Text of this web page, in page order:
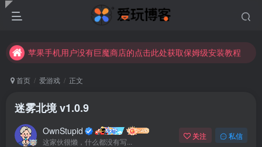
苹果手机用户没有巨魔商店的点击此处获取保姆级安装教程
苹果手机用户没有巨魔商店的点击此处获取保姆级安装教程
首页 爱游戏 正文
迷雾北境 v1.0.9
OwnStupid
这家伙很懒，什么都没有写...
关注 私信